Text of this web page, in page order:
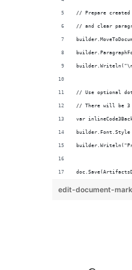
edit-document-